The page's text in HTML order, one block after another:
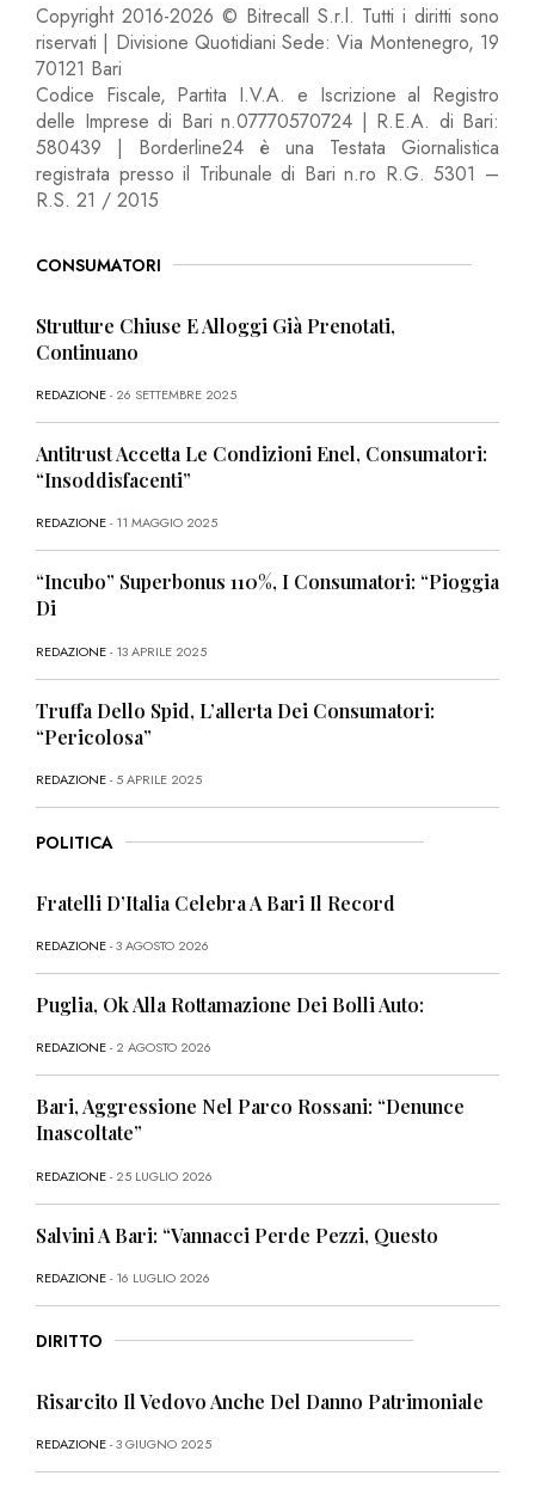
Copyright 2016-2026 © Bitrecall S.r.l. Tutti i diritti sono
riservati | Divisione Quotidiani Sede: Via Montenegro, 19
70121 Bari
Codice Fiscale, Partita I.V.A. e Iscrizione al Registro
delle Imprese di Bari n.07770570724 | R.E.A. di Bari:
580439 | Borderline24 è una Testata Giornalistica
registrata presso il Tribunale di Bari n.ro R.G. 5301 –
R.S. 21 / 2015
CONSUMATORI
Strutture Chiuse E Alloggi Già Prenotati,
Continuano
REDAZIONE- 26 SETTEMBRE 2025
Antitrust Accetta Le Condizioni Enel, Consumatori:
“Insoddisfacenti”
REDAZIONE- 11 MAGGIO 2025
“Incubo” Superbonus 110%, I Consumatori: “Pioggia
Di
REDAZIONE- 13 APRILE 2025
Truffa Dello Spid, L’allerta Dei Consumatori:
“Pericolosa”
REDAZIONE- 5 APRILE 2025
POLITICA
Fratelli D’Italia Celebra A Bari Il Record
REDAZIONE- 3 AGOSTO 2026
Puglia, Ok Alla Rottamazione Dei Bolli Auto:
REDAZIONE- 2 AGOSTO 2026
Bari, Aggressione Nel Parco Rossani: “Denunce
Inascoltate”
REDAZIONE- 25 LUGLIO 2026
Salvini A Bari: “Vannacci Perde Pezzi, Questo
REDAZIONE- 16 LUGLIO 2026
DIRITTO
Risarcito Il Vedovo Anche Del Danno Patrimoniale
REDAZIONE- 3 GIUGNO 2025